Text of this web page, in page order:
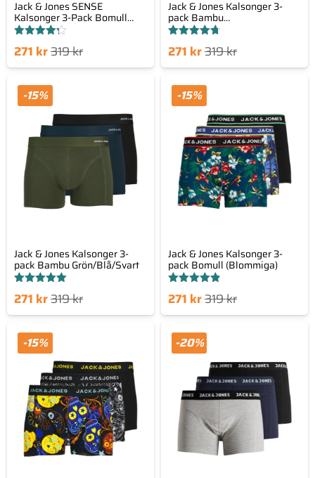
Jack & Jones SENSE
Kalsonger 3-Pack Bomull
Svart
Betygsatt
4.25
319kr
Det
priset
var:
319 kr.
271 kr
Jack & Jones Kalsonger 3-
pack Bambu
Blå/Vinröd/Svart
Betygsatt
4.67
319kr
Det
ursprungliga
priset
var:
319 kr.
271 kr
nuvarande
Jack & Jones Kalsonger 3-
pack Bambu Grön/Blå/Svart
-15%
Betygsatt
5.00
319kr
Det
priset
var:
319 kr.
271 kr
Jack & Jones Kalsonger 3-
pack Bomull (Blommiga)
-15%
Betygsatt
4.86
319kr
Det
ursprungliga
priset
var:
271 kr
nuvarande
-15% -20%